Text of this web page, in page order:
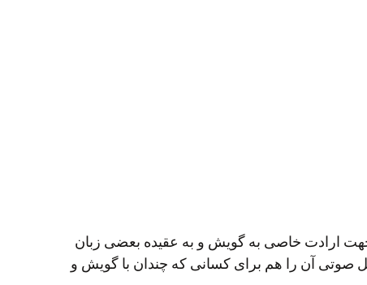
6 سال در رشت زندگی کنم و از این جهت ارادت خاصی به گویش و به عقیده بعضی زبان
صوتی آن را هم برای کسانی که چندان با گویش و